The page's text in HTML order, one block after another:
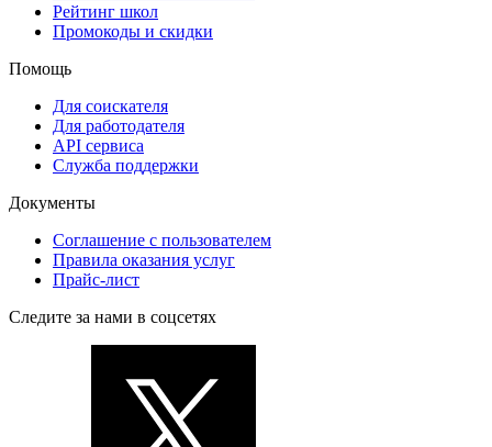
Рейтинг школ
Промокоды и скидки
Помощь
Для соискателя
Для работодателя
API сервиса
Служба поддержки
Документы
Соглашение с пользователем
Правила оказания услуг
Прайс-лист
Следите за нами в соцсетях